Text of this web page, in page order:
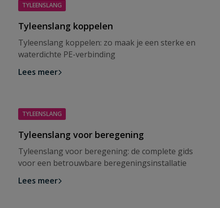
TYLEENSLANG
Tyleenslang koppelen
Tyleenslang koppelen: zo maak je een sterke en
waterdichte PE-verbinding
Lees meer
TYLEENSLANG
Tyleenslang voor beregening
Tyleenslang voor beregening: de complete gids
voor een betrouwbare beregeningsinstallatie
Lees meer